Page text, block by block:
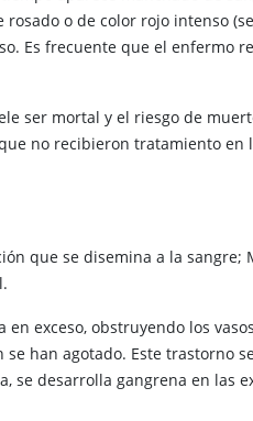
rosado o de color rojo intenso
Es frecuente que el enfermo
ser mortal y el riesgo de
no recibieron tratamiento en
que se disemina a la
en exceso, obstruyendo los
se han agotado. Este trastorno
se desarrolla gangrena en las